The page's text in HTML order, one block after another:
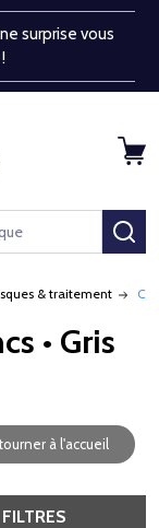
surprise vous
& traitement
• Gris
à l'accueil
FILTRES